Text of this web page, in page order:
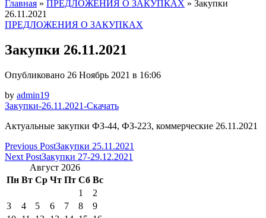
Главная » ПРЕДЛОЖЕНИЯ О ЗАКУПКАХ » Закупки
26.11.2021
ПРЕДЛОЖЕНИЯ О ЗАКУПКАХ
Закупки 26.11.2021
Опубликовано 26 Ноябрь 2021 в 16:06
by admin19
Закупки-26.11.2021-Скачать
Актуальные закупки ФЗ-44, ФЗ-223, коммерческие 26.11.2021
Previous PostЗакупки 25.11.2021
Next PostЗакупки 27-29.12.2021
Август 2026
Пн Вт Ср Чт Пт Сб Вс
1
2
3
4 5 6 7 8
9